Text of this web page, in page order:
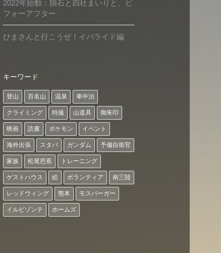
2022年始動：隕石と四社まいりと、ビ
フォーアフター
ひまさんと行こうぜ！イバライド編
キーワード
登山 百名山 温泉 車中泊
クライミング 特撮 山道具 御朱印
映画 読書 ポケモン イベント
海外出張 スタバ ガンダム 予備自衛官
家族 松尾芭蕉 トレーニング
ゲストハウス 絵 ボランティア 南三陸
レッドウィング 熊本 モスバーガー
イルビゾンテ ホームズ